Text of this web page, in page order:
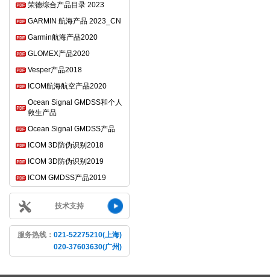
荣德综合产品目录 2023
GARMIN 航海产品 2023_CN
Garmin航海产品2020
GLOMEX产品2020
Vesper产品2018
ICOM航海航空产品2020
Ocean Signal GMDSS和个人
救生产品
Ocean Signal GMDSS产品
ICOM 3D防伪识别2018
ICOM 3D防伪识别2019
ICOM GMDSS产品2019
技术支持
服务热线： 021-52275210(上海)
020-37603630(广州)